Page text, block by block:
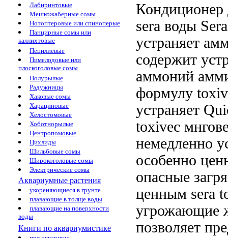
Лабиринтовые
Мешкожаберные сомы
Нотоптеровые или спиноперые
Панцирные сомы или
каллихтовые
Пецилиевые
Пимелодовые или
плоскоголовые сомы
Полурылые
Радужницы
Хаковые сомы
Харациновые
Хелостомовые
Хоботнорылые
Центропомовые
Цихлиды
Шильбовые сомы
Широкоголовые сомы
Электрические сомы
Аквариумные растения
укореняющиеся в грунте
плавающие в толще воды
плавающие на поверхности
воды
Книги по аквариумистике
sera воды
устраняет
содержит
аммоний
формулу
устраняет
toxivec
немедленно
особенно
опасные
ценным sera
угрожающие
позволяет